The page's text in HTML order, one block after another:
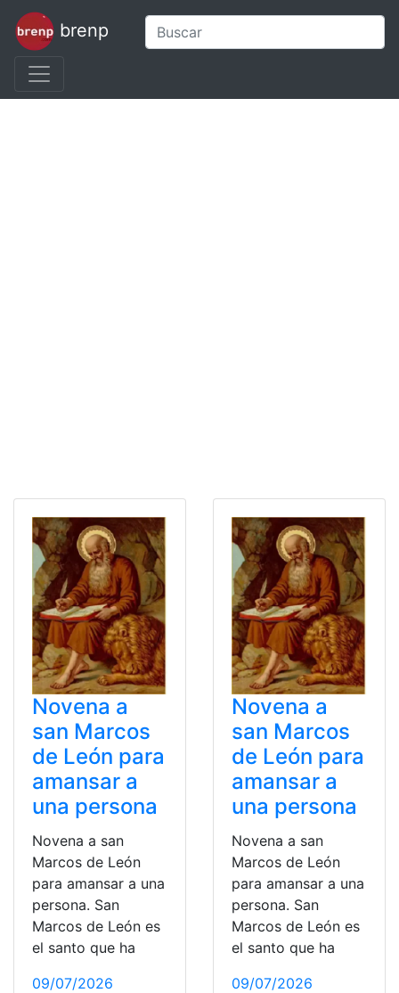
brenp
Novena a
san Marcos
de León para
amansar a
una persona
Novena a san
Marcos de León
para amansar a una
persona. San
Marcos de León es
el santo que ha
09/07/2026
Novena a
san Marcos
de León para
amansar a
una persona
Novena a san
Marcos de León
para amansar a una
persona. San
Marcos de León es
el santo que ha
09/07/2026